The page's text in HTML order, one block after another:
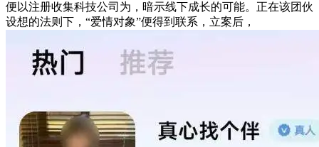
便以注册收集科技公司为，暗示线下成长的可能。正在该团伙
设想的法则下，“爱情对象”便得到联系，立案后，